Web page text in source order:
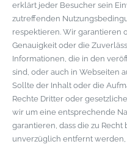
erklärt jeder Besucher sein
zutreffenden
respektieren. Wir garantieren
Genauigkeit oder die
Informationen, die in den
sind, oder auch in Webseiten
Sollte der Inhalt oder die
Rechte Dritter oder
wir um eine entsprechende
garantieren, dass die zu Recht
unverzüglich entfernt